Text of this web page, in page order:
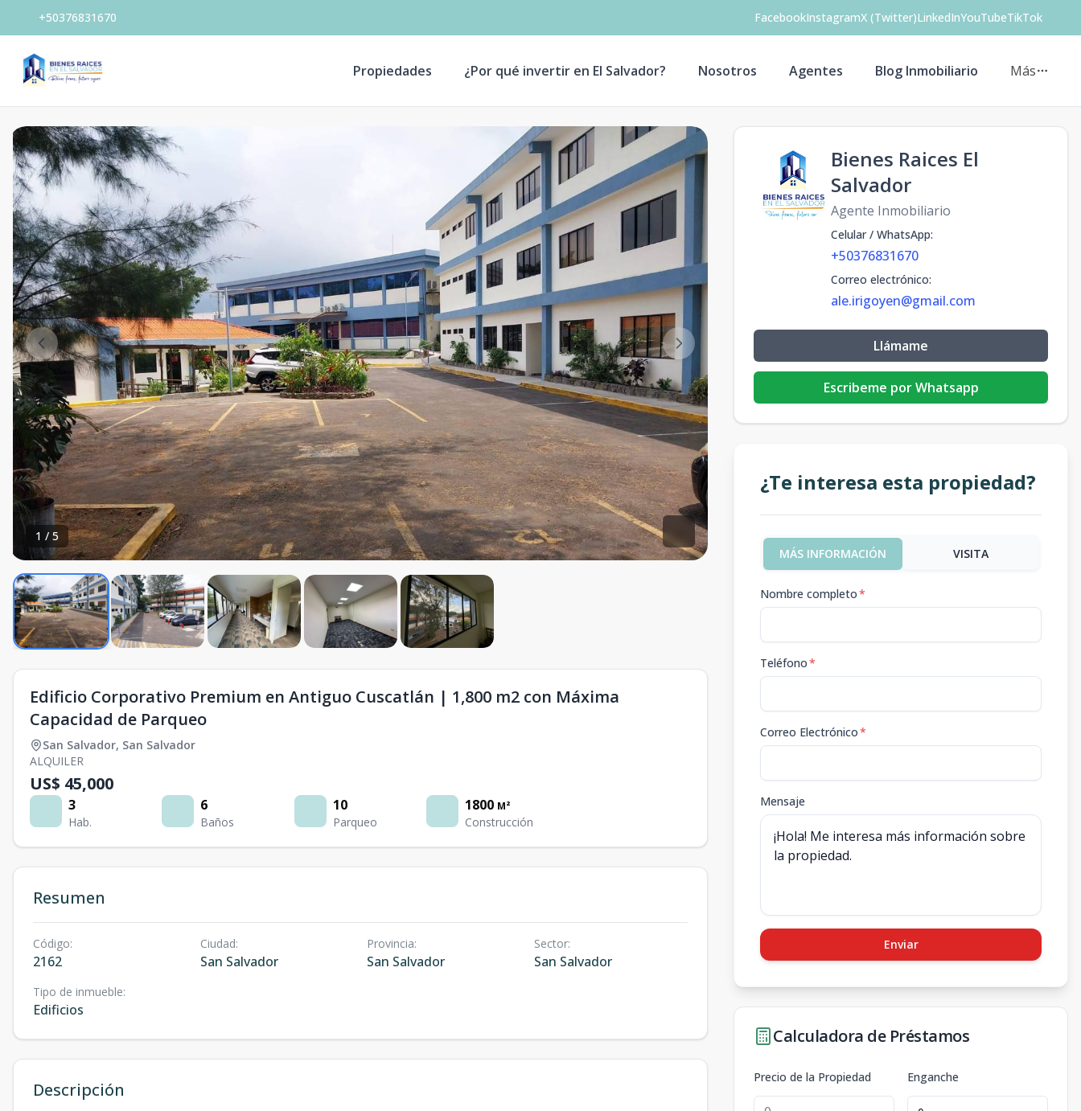
+50376831670 FacebookInstagramX (Twitter)LinkedInYouTubeTikTok
Propiedades ¿Por qué invertir en El Salvador? Nosotros Agentes Blog Inmobiliario Más
1 / 5
Edificio Corporativo Premium en Antiguo Cuscatlán | 1,800 m2 con Máxima
Capacidad de Parqueo
San Salvador, San Salvador
ALQUILER
US$ 45,000
3
Hab.
6
Baños
10
Parqueo
1800 M²
Construcción
Resumen
Código:
2162
Ciudad:
San Salvador
Provincia:
San Salvador
Sector:
San Salvador
Tipo de inmueble:
Edificios
Descripción
Bienes Raices El
Salvador
Agente Inmobiliario
Celular / WhatsApp:
+50376831670
Correo electrónico:
ale.irigoyen@gmail.com
Llámame
Escribeme por Whatsapp
¿Te interesa esta propiedad?
MÁS INFORMACIÓN VISITA
Nombre completo*
Teléfono*
Correo Electrónico*
Mensaje
Enviar
Calculadora de Préstamos
Precio de la Propiedad Enganche